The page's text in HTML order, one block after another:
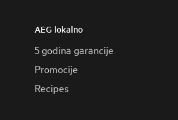
AEG lokalno
5 godina garancije
Promocije
Recipes